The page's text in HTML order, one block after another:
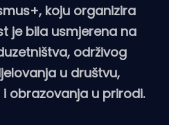
koju organizira
je bila usmjerena na
održivog
u društvu,
obrazovanja u prirodi.